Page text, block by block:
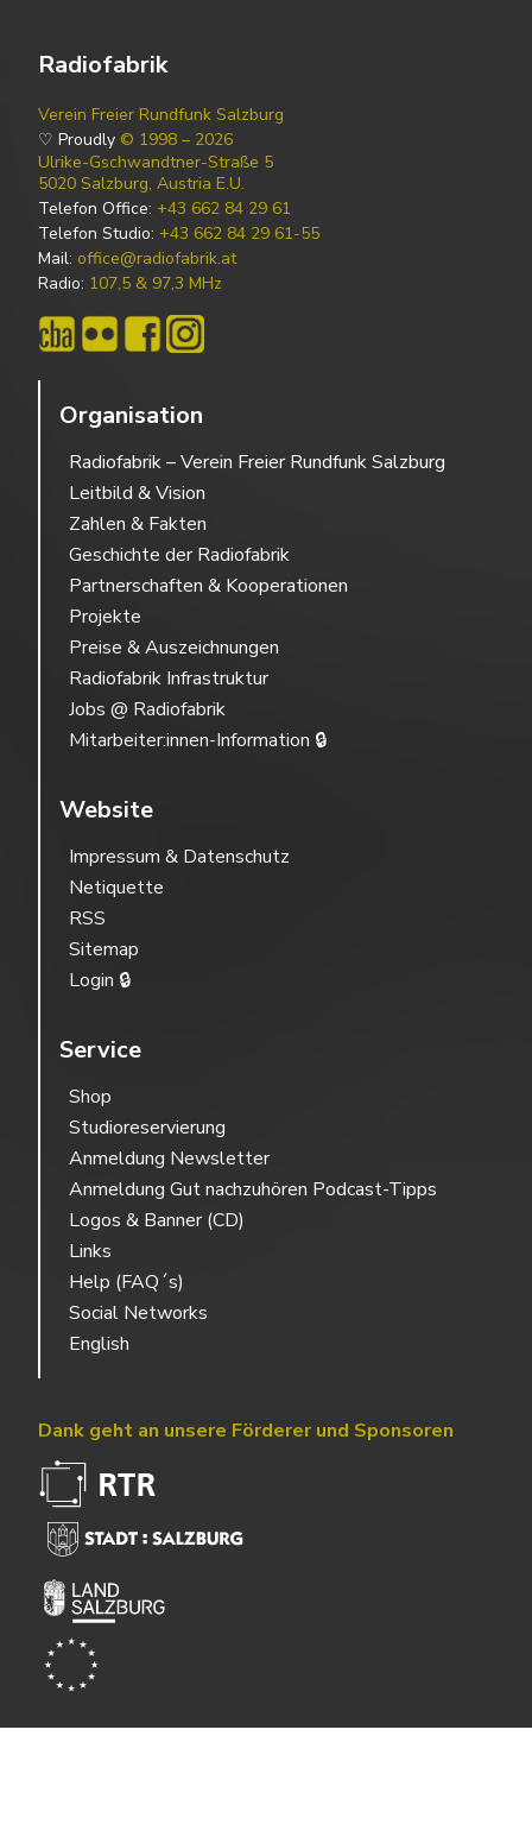
Radiofabrik
Verein Freier Rundfunk Salzburg
♡ Proudly © 1998 – 2026
Ulrike-Gschwandtner-Straße 5
5020 Salzburg, Austria E.U.
Telefon Office: +43 662 84 29 61
Telefon Studio: +43 662 84 29 61-55
Mail: office@radiofabrik.at
Radio: 107,5 & 97,3 MHz
Organisation
Radiofabrik – Verein Freier Rundfunk Salzburg
Leitbild & Vision
Zahlen & Fakten
Geschichte der Radiofabrik
Partnerschaften & Kooperationen
Projekte
Preise & Auszeichnungen
Radiofabrik Infrastruktur
Jobs @ Radiofabrik
Mitarbeiter:innen-Information 🔒
Website
Impressum & Datenschutz
Netiquette
RSS
Sitemap
Login 🔒
Service
Shop
Studioreservierung
Anmeldung Newsletter
Anmeldung Gut nachzuhören Podcast-Tipps
Logos & Banner (CD)
Links
Help (FAQ´s)
Social Networks
English
Dank geht an unsere Förderer und Sponsoren